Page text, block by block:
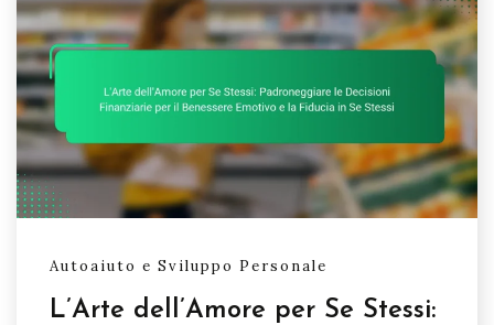
Autoaiuto e Sviluppo Personale
L’Arte dell’Amore per Se Stessi: